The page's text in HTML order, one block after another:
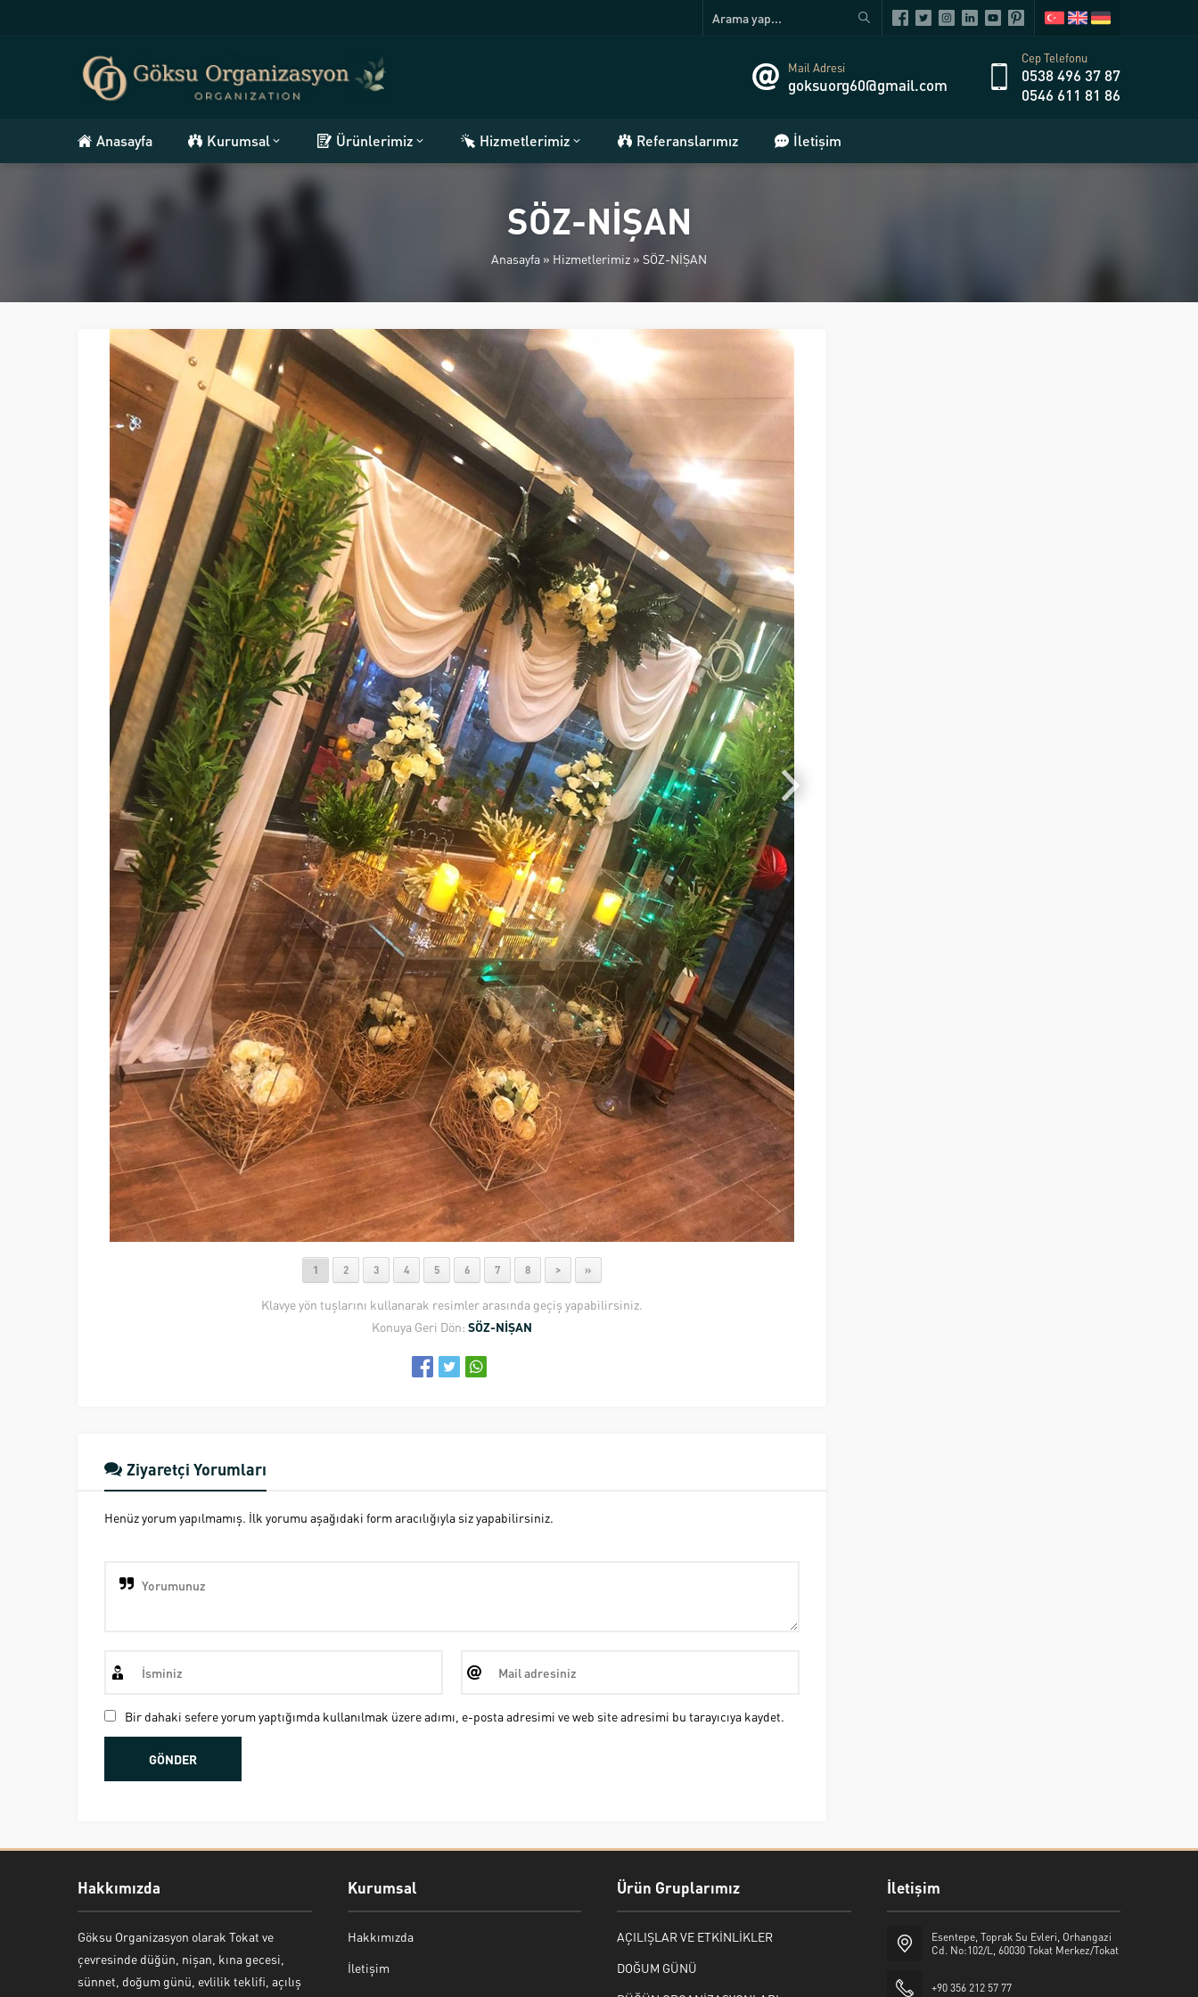
Mail Adresi
goksuorg60@gmail.com
Cep Telefonu
0538 496 37 87
0546 611 81 86
Anasayfa Kurumsal Ürünlerimiz Hizmetlerimiz Referanslarımız İletişim
SÖZ-NİŞAN
Anasayfa » Hizmetlerimiz » SÖZ-NİŞAN
1 2 3 4 5 6 7 8 > »
Klavye yön tuşlarını kullanarak resimler arasında geçiş yapabilirsiniz.
Konuya Geri Dön: SÖZ-NİŞAN
Ziyaretçi Yorumları
Henüz yorum yapılmamış. İlk yorumu aşağıdaki form aracılığıyla siz yapabilirsiniz.
Bir dahaki sefere yorum yaptığımda kullanılmak üzere adımı, e-posta adresimi ve web site adresimi bu tarayıcıya kaydet.
Hakkımızda
Göksu Organizasyon olarak Tokat ve
çevresinde düğün, nişan, kına gecesi,
sünnet, doğum günü, evlilik teklifi, açılış
Kurumsal
Hakkımızda
İletişim
Ürün Gruplarımız
AÇILIŞLAR VE ETKİNLİKLER
DOĞUM GÜNÜ
İletişim
Esentepe, Toprak Su Evleri, Orhangazi
Cd. No:102/L, 60030 Tokat Merkez/Tokat
+90 356 212 57 77
Bekir Kiper